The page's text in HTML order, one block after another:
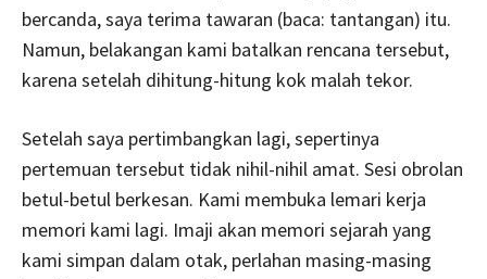
bercanda, saya terima tawaran (baca: tantangan) itu.
Namun, belakangan kami batalkan rencana tersebut,
karena setelah dihitung-hitung kok malah tekor.
Setelah saya pertimbangkan lagi, sepertinya
pertemuan tersebut tidak nihil-nihil amat. Sesi obrolan
betul-betul berkesan. Kami membuka lemari kerja
memori kami lagi. Imaji akan memori sejarah yang
kami simpan dalam otak, perlahan masing-masing